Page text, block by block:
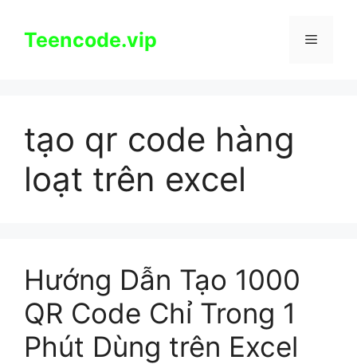
Teencode.vip Menu
tạo qr code hàng
loạt trên excel
Hướng Dẫn Tạo 1000
QR Code Chỉ Trong 1
Phút Dùng trên Excel